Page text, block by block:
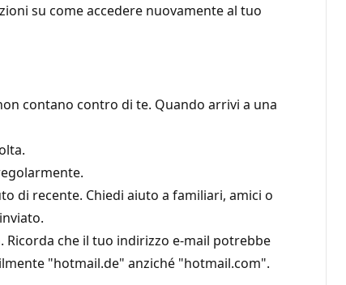
su come accedere nuovamente al tuo
contano contro di te. Quando arrivi a una
di recente. Chiedi aiuto a familiari, amici o
che il tuo indirizzo e-mail potrebbe
"hotmail.de" anziché "hotmail.com".